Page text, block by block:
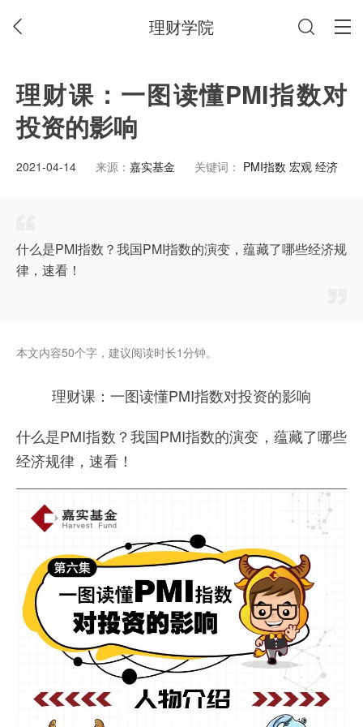
理财学院
理财课：一图读懂PMI指数对
投资的影响
2021-04-14 来源： 嘉实基金 关键词： PMI指数 宏观 经济
什么是PMI指数？我国PMI指数的演变，蕴藏了哪些经济规
律，速看！
本文内容50个字，建议阅读时长1分钟。
理财课：一图读懂PMI指数对投资的影响
什么是PMI指数 ？我国PMI指数的演变，蕴藏了哪些
经济规律，速看！